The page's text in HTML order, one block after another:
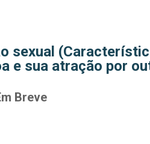
sexual
e sua atração por
Breve